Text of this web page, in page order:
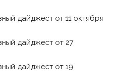
дайджест от 11 октября
дайджест от 27
дайджест от 19